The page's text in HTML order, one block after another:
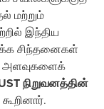
மற்றும்
இந்திய
சிந்தனைகள்
அளவுகளைக்
நிறுவனத்தின்
கூறினார்.